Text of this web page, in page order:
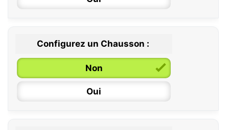
0 / 6 mois
6 / 12 mois
12 / 18 mois
Configurez un Chausson :
Non
Oui